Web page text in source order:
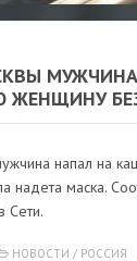
напал на
надета маска.
Сети.
НОВОСТИ / РОССИЯ